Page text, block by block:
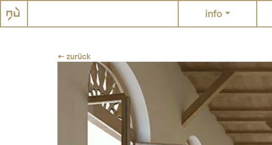
info
← zurück